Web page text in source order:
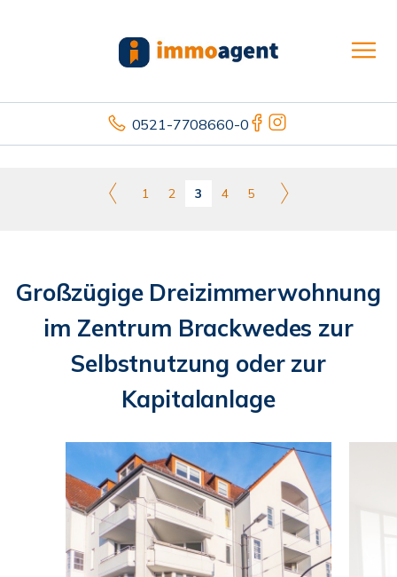
0521-7708660-0
1 2 3 4 5
Großzügige Dreizimmerwohnung
im Zentrum Brackwedes zur
Selbstnutzung oder zur
Kapitalanlage